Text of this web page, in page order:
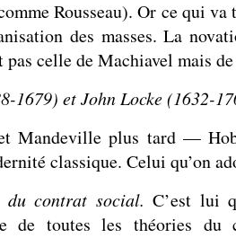
Rousseau). Or ce qui va
des masses. La
pas celle de Machiavel mais
1679) et John Locke (1632-
Mandeville plus tard —
classique. Celui qu’on
du contrat social. C’est lui
de toutes les théories